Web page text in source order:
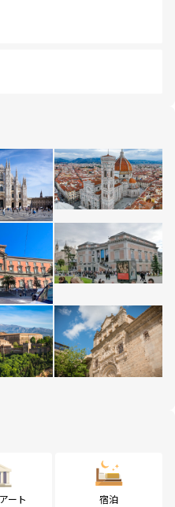
ート 宿泊